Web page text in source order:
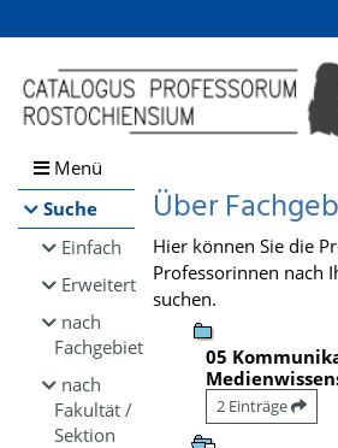
Browsen
direkt zum Inhalt
Menü
Suche
Einfach
Erweitert
nach
Fachgebiet
nach
Fakultät /
Sektion
Über
Hier können Sie die
Professorinnen nach
suchen.
05
2 Einträge